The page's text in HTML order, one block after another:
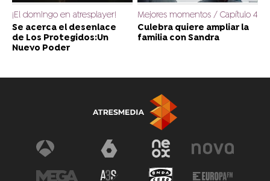
¡El domingo en atresplayer!
Se acerca el desenlace
de Los Protegidos:Un
Nuevo Poder
Mejores momentos / Capítulo 4
Culebra quiere ampliar la
familia con Sandra